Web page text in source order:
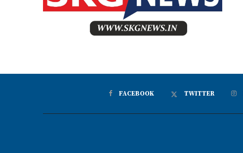
FACEBOOK TWITTER